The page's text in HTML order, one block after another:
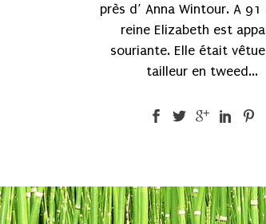
près d’ Anna Wintour. A 91
reine Elizabeth est
souriante. Elle était
tailleur en tweed...